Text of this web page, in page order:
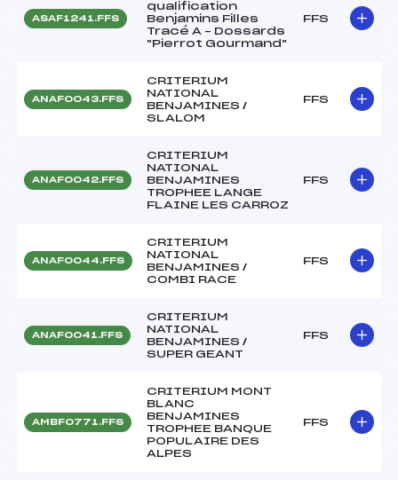
ASAF1241.FFS
qualification
Benjamins Filles
Tracé A – Dossards
"Pierrot Gourmand"
FFS
ANAF0043.FFS
CRITERIUM
NATIONAL
BENJAMINES /
SLALOM
FFS
ANAF0042.FFS
CRITERIUM
NATIONAL
BENJAMINES
TROPHEE LANGE
FLAINE LES CARROZ
FFS
ANAF0044.FFS
CRITERIUM
NATIONAL
BENJAMINES /
COMBI RACE
FFS
ANAF0041.FFS
CRITERIUM
NATIONAL
BENJAMINES /
SUPER GEANT
FFS
AMBF0771.FFS
CRITERIUM MONT
BLANC
BENJAMINES
TROPHEE BANQUE
POPULAIRE DES
ALPES
FFS